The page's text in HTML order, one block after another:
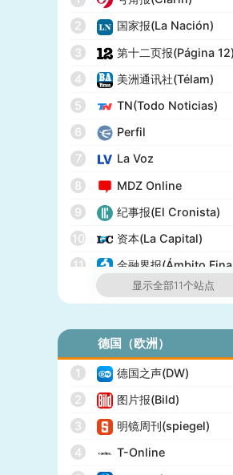
15
GameSpot
16
17
18
全国公共广播电台(NPR)
19
美国广播公司(ABC)
20
News)
21
CBS Sports
22
全国广播公司(NBC)
23
The Verge
24
PCMag
休斯顿纪事报(Houston
Chronicle)
26
赫芬顿邮报(Huffpost)
27
零对冲(Zero Hedge)
28
BitChute
29
人物(People)
30
德拉吉报道(Drudge
31
布赖特巴特新闻网
2
国家报(La Nación)
3
第十二页报(Página 12)
4
美洲通讯社(Télam)
5
TN(Todo Noticias)
6
Perfil
7
La Voz
8
MDZ Online
9
纪事报(El Cronista)
10
资本(La Capital)
11
金融界报(Ámbito
显示全部11个站点
德国（欧洲）
1
德国之声(DW)
2
图片报(Bild)
3
明镜周刊(spiegel)
4
T-Online